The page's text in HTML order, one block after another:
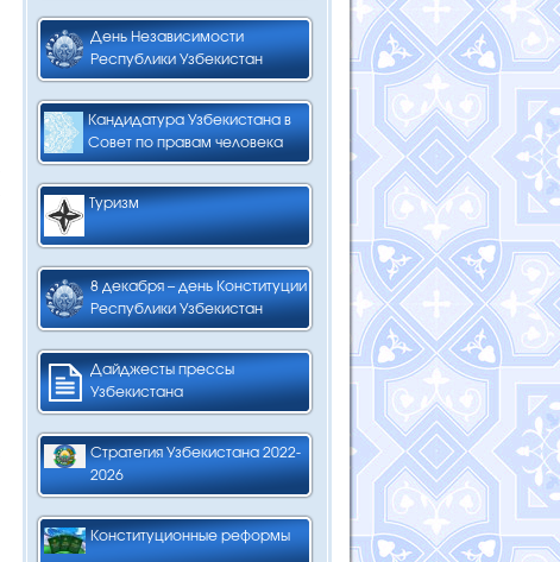
День Независимости
Республики Узбекистан
Кандидатура Узбекистана в
Совет по правам человека
Туризм
8 декабря – день Конституции
Республики Узбекистан
Дайджесты прессы
Узбекистана
Стратегия Узбекистана 2022-
2026
Конституционные реформы